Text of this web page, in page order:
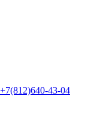
+7(812)640-43-04